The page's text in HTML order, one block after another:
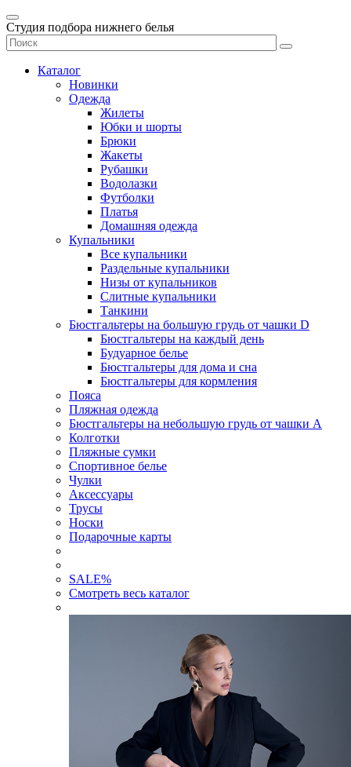
Студия подбора нижнего белья
Каталог
Новинки
Одежда
Жилеты
Юбки и шорты
Брюки
Жакеты
Рубашки
Водолазки
Футболки
Платья
Домашняя одежда
Купальники
Все купальники
Раздельные купальники
Низы от купальников
Слитные купальники
Танкини
Бюстгальтеры на большую грудь от чашки D
Бюстгальтеры на каждый день
Будуарное белье
Бюстгальтеры для дома и сна
Бюстгальтеры для кормления
Пояса
Пляжная одежда
Бюстгальтеры на небольшую грудь от чашки А
Колготки
Пляжные сумки
Спортивное белье
Чулки
Аксессуары
Трусы
Носки
Подарочные карты
SALE%
Смотреть весь каталог